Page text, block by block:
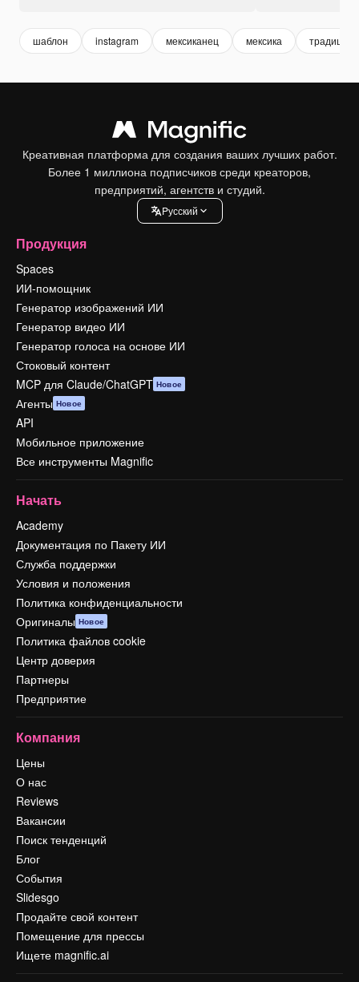
шаблон instagram мексиканец мексика традиции
Креативная платформа для создания ваших лучших работ.
Более 1 миллиона подписчиков среди креаторов,
предприятий, агентств и студий.
Pусский
Продукция
Spaces
ИИ-помощник
Генератор изображений ИИ
Генератор видео ИИ
Генератор голоса на основе ИИ
Стоковый контент
MCP для Claude/ChatGPT Новое
Агенты Новое
API
Мобильное приложение
Все инструменты Magnific
Начать
Academy
Документация по Пакету ИИ
Служба поддержки
Условия и положения
Политика конфиденциальности
Оригиналы Новое
Политика файлов cookie
Центр доверия
Партнеры
Предприятие
Компания
Цены
О нас
Reviews
Вакансии
Поиск тенденций
Блог
События
Slidesgo
Продайте свой контент
Помещение для прессы
Ищете magnific.ai